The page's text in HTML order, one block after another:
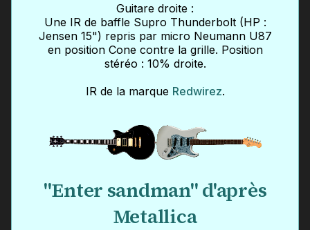
Guitare droite :
Une IR de baffle Supro Thunderbolt (HP :
Jensen 15") repris par micro Neumann U87
en position Cone contre la grille. Position
stéréo : 10% droite.
IR de la marque Redwirez.
"Enter sandman" d'après
Metallica